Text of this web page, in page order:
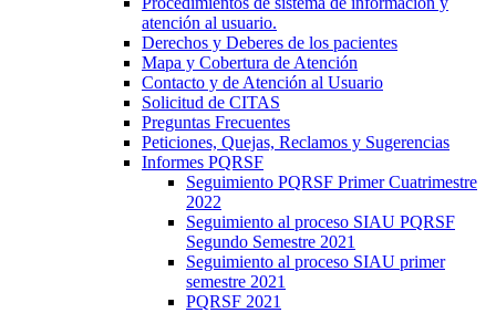
atención al usuario.
Derechos y Deberes de los pacientes
Mapa y Cobertura de Atención
Contacto y de Atención al Usuario
Solicitud de CITAS
Preguntas Frecuentes
Peticiones, Quejas, Reclamos y Sugerencias
Informes PQRSF
Seguimiento PQRSF Primer Cuatrimestre
2022
Seguimiento al proceso SIAU PQRSF
Segundo Semestre 2021
Seguimiento al proceso SIAU primer
semestre 2021
PQRSF 2021